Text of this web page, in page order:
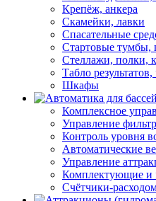
Крепёж, анкера
Скамейки, лавки
Спасательные
Стартовые тумбы,
Стеллажи, полки,
Табло
Шкафы
Комплексное
Управление
Контроль уровня
Автоматические
Управление
Комплектующие и
Счётчики-